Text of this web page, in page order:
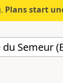
Plans start
du Semeur